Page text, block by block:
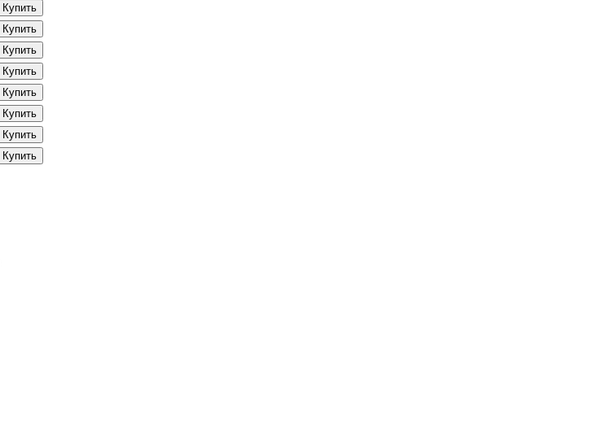
Купить
Купить
Купить
Купить
Купить
Купить
Купить
Купить